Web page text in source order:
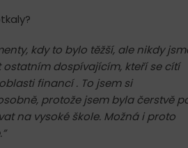
kdy to bylo těžší, ale nikdy
dospívajícím, kteří se cítí
financí . To jsem si
protože jsem byla čerstvě
na vysoké škole. Možná i proto